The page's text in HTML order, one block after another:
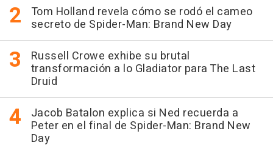
Tom Holland revela cómo se rodó el cameo
secreto de Spider-Man: Brand New Day
Russell Crowe exhibe su brutal
transformación a lo Gladiator para The Last
Druid
Jacob Batalon explica si Ned recuerda a
Peter en el final de Spider-Man: Brand New
Day